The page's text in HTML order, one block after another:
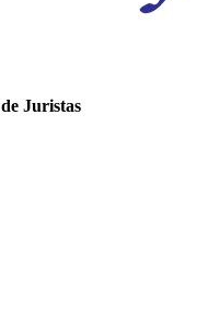
Juristas